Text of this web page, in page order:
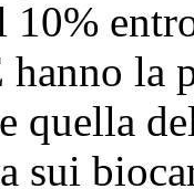
10%
la
quella
sui